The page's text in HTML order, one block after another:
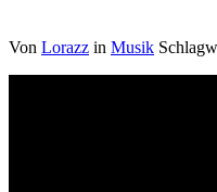
Von Lorazz in Musik